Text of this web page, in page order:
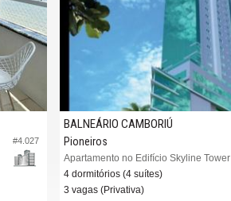
#4.027
BALNEÁRIO CAMBORIÚ
Pioneiros
Apartamento no Edifício Skyline Tower
4 dormitórios (4 suítes)
3 vagas (Privativa)